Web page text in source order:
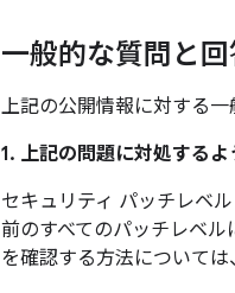
一般的な質問と
上記の公開情報に対する一
1. 上記の問題に対処する
セキュリティ パッチレベ
前のすべてのパッチレベ
を確認する方法については、